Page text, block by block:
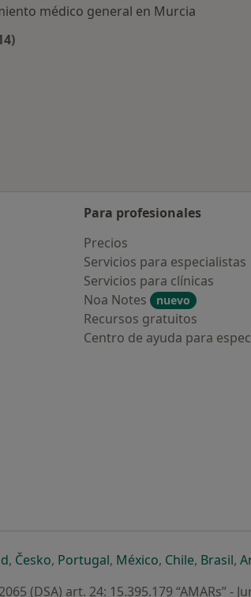
médico general en Murcia
ciudad
Para profesionales
Precios
Servicios para especialistas
Servicios para clínicas
Noa Notes
nuevo
Recursos gratuitos
Centro de ayuda para
pestaña
nueva pestaña
se abre en una nueva pestaña
, Českose abre en una nueva pestaña
, Portugalse abre en una nueva
, Méxicose abre en una
, Chilese abre
, Brasilse
,
(DSA) art. 24: 15.395.179 “AMARs” -